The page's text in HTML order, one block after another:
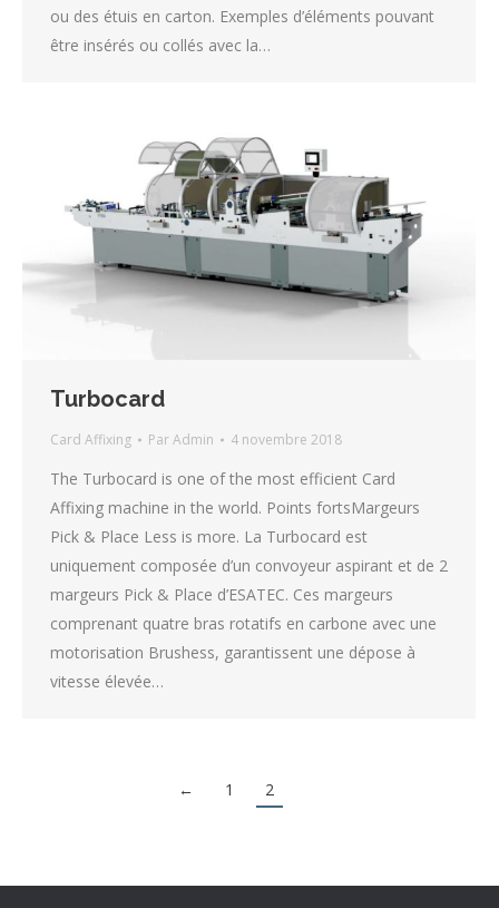
ou des étuis en carton. Exemples d’éléments pouvant
être insérés ou collés avec la…
Turbocard
Card Affixing ParAdmin 4 novembre 2018
The Turbocard is one of the most efficient Card
Affixing machine in the world. Points fortsMargeurs
Pick & Place Less is more. La Turbocard est
uniquement composée d’un convoyeur aspirant et de 2
margeurs Pick & Place d’ESATEC. Ces margeurs
comprenant quatre bras rotatifs en carbone avec une
motorisation Brushess, garantissent une dépose à
vitesse élevée…
← 1 2